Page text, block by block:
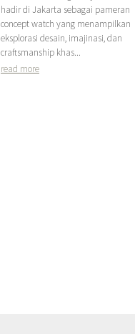
hadir di Jakarta sebagai pameran
concept watch yang menampilkan
eksplorasi desain, imajinasi, dan
craftsmanship khas...
read more